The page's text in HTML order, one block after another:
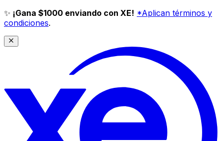
✨ ¡Gana $1000 enviando con XE! *Aplican términos y
condiciones.